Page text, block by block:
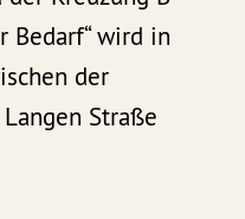
Bedarf“ wird in
der
Straße